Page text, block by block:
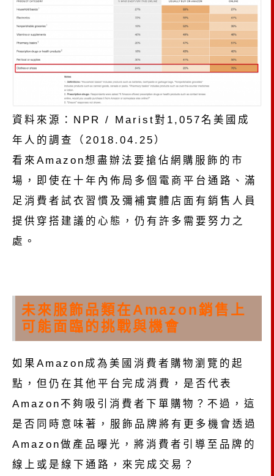
資料來源：NPR / Marist對1,057名美國成
年人的調查（2018.04.25）
看來Amazon想盡辦法要搶佔網購服飾的市
場，即使在十年內佈局多個電商平台通路、滿
足消費者試衣習慣及彌補實體店面有銷售人員
提供穿搭建議的心態，仍有許多需要努力之
處。
未來服飾品類在Amazon銷售上
可能面臨的挑戰與機會
如果Amazon成為美國消費者購物瀏覽的起
點，但仍在其他平台完成消費，是否代表
Amazon不夠吸引消費者下單購物？不過，這
是否同時意味著，服飾品牌將有更多機會透過
Amazon做產品曝光，將消費者引導至品牌的
線上或是線下通路，來完成交易？